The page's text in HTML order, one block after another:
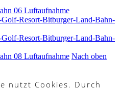
06 Luftaufnahme
08 Luftaufnahme Nach oben
nutzt Cookies. Durch